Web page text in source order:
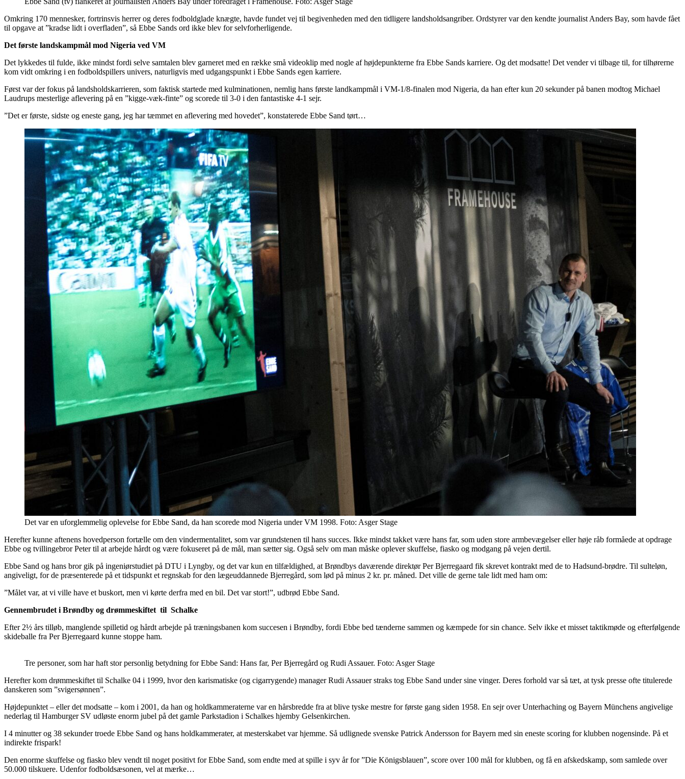
Omkring 170 mennesker, fortrinsvis herrer og deres fodboldglade knægte, havde fundet vej til begivenheden med den tidligere landsholdsangriber. Ordstyrer var den kendte journalist Anders Bay, som havde fået
til opgave at ”kradse lidt i overfladen”, så Ebbe Sands ord ikke blev for selvforherligende.
Det første landskampmål mod Nigeria ved VM
Det lykkedes til fulde, ikke mindst fordi selve samtalen blev garneret med en række små videoklip med nogle af højdepunkterne fra Ebbe Sands karriere. Og det modsatte! Det vender vi tilbage til, for tilhørerne
kom vidt omkring i en fodboldspillers univers, naturligvis med udgangspunkt i Ebbe Sands egen karriere.
Først var der fokus på landsholdskarrieren, som faktisk startede med kulminationen, nemlig hans første landkampmål i VM-1/8-finalen mod Nigeria, da han efter kun 20 sekunder på banen modtog Michael
Laudrups mesterlige aflevering på en ”kigge-væk-finte” og scorede til 3-0 i den fantastiske 4-1 sejr.
”Det er første, sidste og eneste gang, jeg har tæmmet en aflevering med hovedet”, konstaterede Ebbe Sand tørt…
Det var en uforglemmelig oplevelse for Ebbe Sand, da han scorede mod Nigeria under VM 1998. Foto: Asger Stage
Herefter kunne aftenens hovedperson fortælle om den vindermentalitet, som var grundstenen til hans succes. Ikke mindst takket være hans far, som uden store armbevægelser eller høje råb formåede at opdrage
Ebbe og tvillingebror Peter til at arbejde hårdt og være fokuseret på de mål, man sætter sig. Også selv om man måske oplever skuffelse, fiasko og modgang på vejen dertil.
Ebbe Sand og hans bror gik på ingeniørstudiet på DTU i Lyngby, og det var kun en tilfældighed, at Brøndbys daværende direktør Per Bjerregaard fik skrevet kontrakt med de to Hadsund-brødre. Til sulteløn,
angiveligt, for de præsenterede på et tidspunkt et regnskab for den lægeuddannede Bjerregård, som lød på minus 2 kr. pr. måned. Det ville de gerne tale lidt med ham om:
”Målet var, at vi ville have et buskort, men vi kørte derfra med en bil. Det var stort!”, udbrød Ebbe Sand.
Gennembrudet i Brøndby og drømmeskiftet til Schalke
Efter 2½ års tilløb, manglende spilletid og hårdt arbejde på træningsbanen kom succesen i Brøndby, fordi Ebbe bed tænderne sammen og kæmpede for sin chance. Selv ikke et misset taktikmøde og efterfølgende
skideballe fra Per Bjerregaard kunne stoppe ham.
Tre personer, som har haft stor personlig betydning for Ebbe Sand: Hans far, Per Bjerregård og Rudi Assauer. Foto: Asger Stage
Herefter kom drømmeskiftet til Schalke 04 i 1999, hvor den karismatiske (og cigarrygende) manager Rudi Assauer straks tog Ebbe Sand under sine vinger. Deres forhold var så tæt, at tysk presse ofte titulerede
danskeren som ”svigersønnen”.
Højdepunktet – eller det modsatte – kom i 2001, da han og holdkammeraterne var en hårsbredde fra at blive tyske mestre for første gang siden 1958. En sejr over Unterhaching og Bayern Münchens angivelige
nederlag til Hamburger SV udløste enorm jubel på det gamle Parkstadion i Schalkes hjemby Gelsenkirchen.
I 4 minutter og 38 sekunder troede Ebbe Sand og hans holdkammerater, at mesterskabet var hjemme. Så udlignede svenske Patrick Andersson for Bayern med sin eneste scoring for klubben nogensinde. På et
indirekte frispark!
Den enorme skuffelse og fiasko blev vendt til noget positivt for Ebbe Sand, som endte med at spille i syv år for ”Die Königsblauen”, score over 100 mål for klubben, og få en afskedskamp, som samlede over
50.000 tilskuere. Udenfor fodboldsæsonen, vel at mærke…